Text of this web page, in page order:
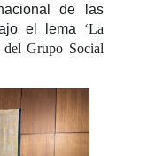
de las
el lema ‘La
del Grupo Social